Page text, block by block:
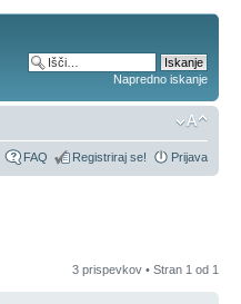
Napredno iskanje
FAQ Registriraj se! Prijava
3 prispevkov • Stran 1 od 1